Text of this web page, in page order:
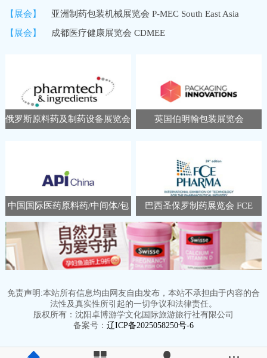
【展会】
亚洲制药包装机械展览会 P-MEC South East Asia
【展会】
成都医疗健康展览会 CDMEE
俄罗斯原料药及制药设备展览会 英国伯明翰包装展览会
Empack
中国国际医药原料药/中间体/包
装/设备交易会 APIChina
巴西圣保罗制药展览会 FCE
Pharma
免责声明:本站所有信息均由网友自由发布，本站不承担由于内容的合
法性及真实性所引起的一切争议和法律责任。
版权所有：沈阳卓博游学文化国际旅游旅行社有限公司
备案号： 辽ICP备2025058250号-6